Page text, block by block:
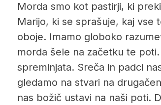
Morda smo kot pastirji, ki
Marijo, ki se sprašuje, kaj vse
oboje. Imamo globoko
morda šele na začetku te
spreminjata. Sreča in padci
gledamo na stvari na
nas božič ustavi na naši poti.